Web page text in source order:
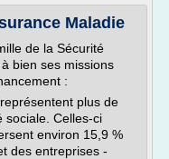
Maladie
de la Sécurité
bien ses missions
:
plus de
sociale. Celles-ci
environ 15,9 %
des entreprises -